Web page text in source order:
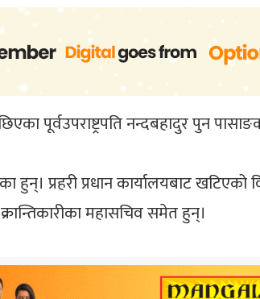
पूर्वउपराष्ट्रपति नन्दबहादुर पुन
हुन्। प्रहरी प्रधान कार्यालयबाट
महासचिव समेत हुन्।